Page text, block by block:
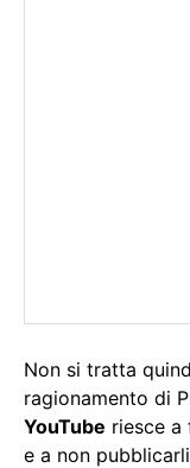
Non si tratta
ragionamento di
YouTube riesce
e a non